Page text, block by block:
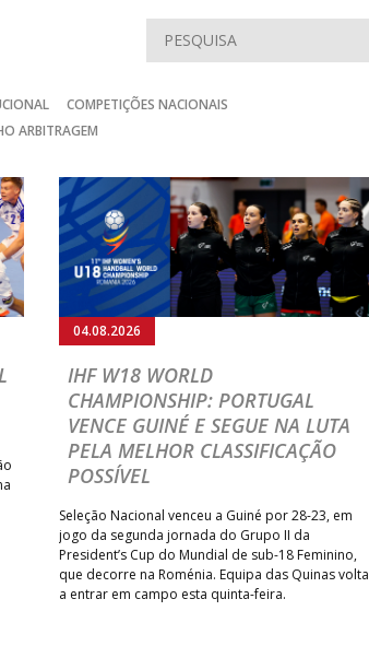
COMPETIÇÕES NACIONAIS
ARBITRAGEM
04.08.2026
IHF W18 WORLD
CHAMPIONSHIP: PORTUGAL
VENCE GUINÉ E SEGUE NA LUTA
PELA MELHOR CLASSIFICAÇÃO
POSSÍVEL
Seleção Nacional venceu a Guiné por 28-23, em
jogo da segunda jornada do Grupo II da
President’s Cup do Mundial de sub-18 Feminino,
que decorre na Roménia. Equipa das Quinas volta
a entrar em campo esta quinta-feira.